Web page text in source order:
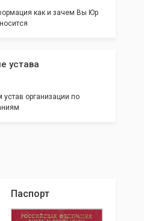
как и зачем Вы Юр
устава
организации по
Паспорт